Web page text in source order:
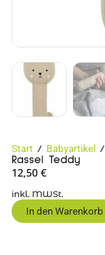
Start / Babyartikel /
Rassel Teddy
12,50 €
inkl. MWSt.
In den Warenkorb